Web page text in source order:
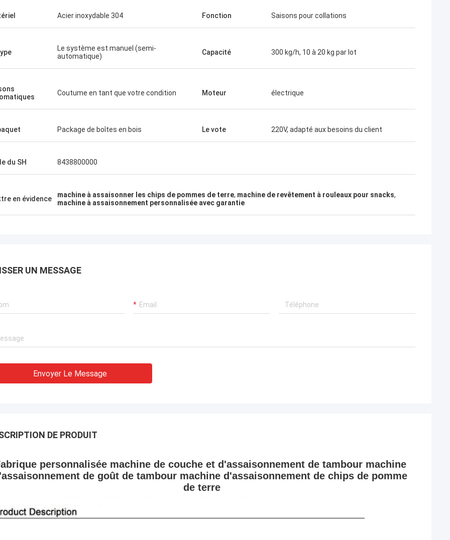
Acier inoxydable 304 Fonction Saisons pour collations
Le système est manuel (semi-
automatique)
Capacité 300 kg/h, 10 à 20 kg par lot
Coutume en tant que votre condition Moteur électrique
Package de boîtes en bois Le vote 220V, adapté aux besoins du client
du SH 8438800000
en évidence machine à assaisonner les chips de pommes de terre, machine de revêtement à rouleaux pour snacks,
machine à assaisonnement personnalisée avec garantie
UN MESSAGE
Envoyer Le Message
DE PRODUIT
personnalisée machine de couche et d'assaisonnement de tambour machine
de goût de tambour machine d'assaisonnement de chips de pomme
de terre